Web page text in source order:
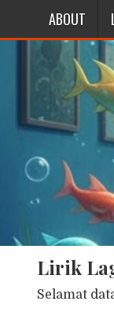
ABOUT
Lirik
Selamat